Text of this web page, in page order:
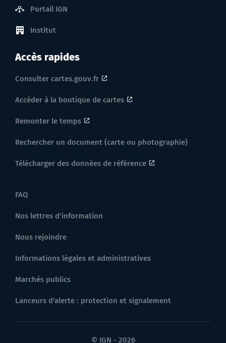
Portail IGN
Institut
Accès rapides
Consulter cartes.gouv.fr
Accéder à la boutique de cartes
Remonter le temps
Rechercher un document (carte ou photographie)
Télécharger des données de référence
FAQ
Nos lettres d'information
Nous rejoindre
Informations légales et administratives
Marchés publics
Lanceurs d'alerte : protection et signalement
© IGN - 2026